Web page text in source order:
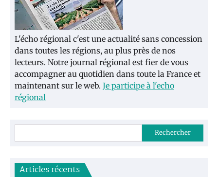
L'écho régional c'est une actualité sans concession
dans toutes les régions, au plus près de nos
lecteurs. Notre journal régional est fier de vous
accompagner au quotidien dans toute la France et
maintenant sur le web. Je participe à l'echo
régional
Rechercher
Articles récents